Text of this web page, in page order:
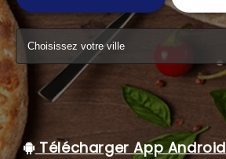
MENTIONS LÉGALES
C.G.V
Télécharger App Android